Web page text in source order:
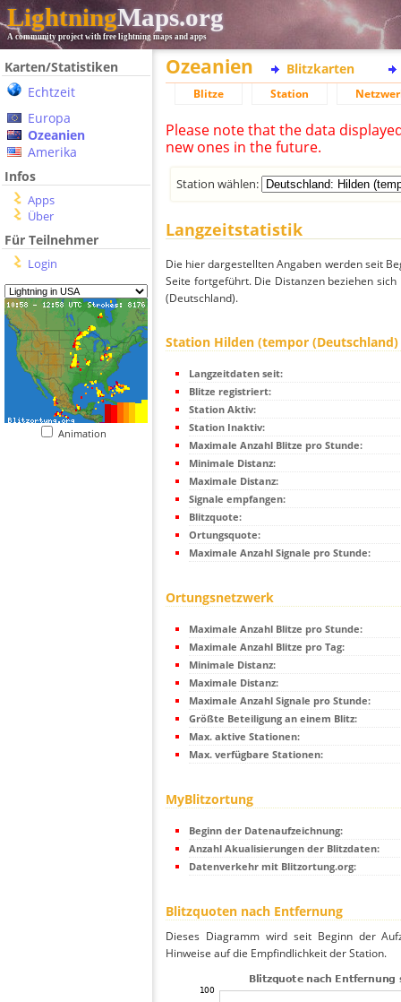
LightningMaps.org
A community project with free lightning maps and apps
Karten/Statistiken
Echtzeit
Europa
Ozeanien
Amerika
Infos
Apps
Über
Für Teilnehmer
Login
Animation
Ozeanien Blitzkarten
Blitze Station
Please note that the data
new ones in the future.
Station wählen:
Langzeitstatistik
Die hier dargestellten Angaben werden seit
Seite fortgeführt. Die Distanzen beziehen
(Deutschland).
Station Hilden (tempor (Deutschland)
Langzeitdaten seit:
Blitze registriert:
Station Aktiv:
Station Inaktiv:
Maximale Anzahl Blitze pro Stunde:
Minimale Distanz:
Maximale Distanz:
Signale empfangen:
Blitzquote:
Ortungsquote:
Maximale Anzahl Signale pro Stunde:
Ortungsnetzwerk
Maximale Anzahl Blitze pro Stunde:
Maximale Anzahl Blitze pro Tag:
Minimale Distanz:
Maximale Distanz:
Maximale Anzahl Signale pro Stunde:
Größte Beteiligung an einem Blitz:
Max. aktive Stationen:
Max. verfügbare Stationen:
MyBlitzortung
Beginn der Datenaufzeichnung:
Anzahl Akualisierungen der Blitzdaten:
Datenverkehr mit Blitzortung.org:
Blitzquoten nach Entfernung
Dieses Diagramm wird seit Beginn der
Hinweise auf die Empfindlichkeit der Station.